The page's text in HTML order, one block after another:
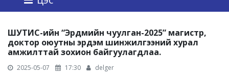
ШУТИС-ийн “Эрдмийн чуулган-2025” магистр,
доктор оюутны эрдэм шинжилгээний хурал
амжилттай зохион байгуулагдлаа.
2025-05-07 17:30 delger